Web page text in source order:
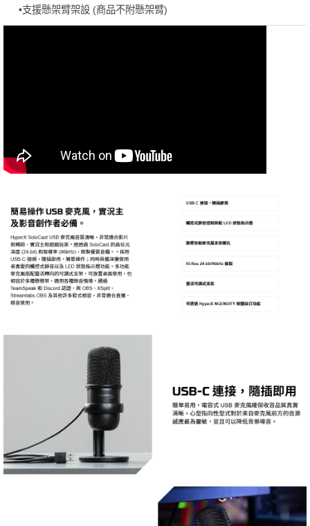
•支援懸架臂架設 (商品不附懸架臂)